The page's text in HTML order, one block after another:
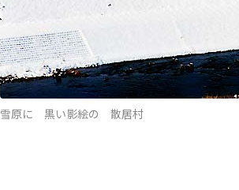
雪原に 黒い影絵の 散居村